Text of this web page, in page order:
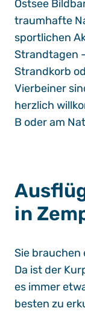
Ostsee
traumhafte
sportlichen
Strandtagen
Strandkorb
Vierbeiner
herzlich
B oder am
in
Sie brauchen
Da ist der
es immer
besten zu